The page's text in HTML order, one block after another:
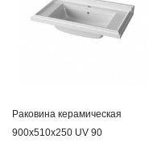
Раковина керамическая
900x510x250 UV 90